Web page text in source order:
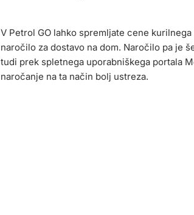
V Petrol GO lahko spremljate cene
naročilo za dostavo na dom. Naročilo pa je
tudi prek spletnega uporabniškega portala
naročanje na ta način bolj ustreza.